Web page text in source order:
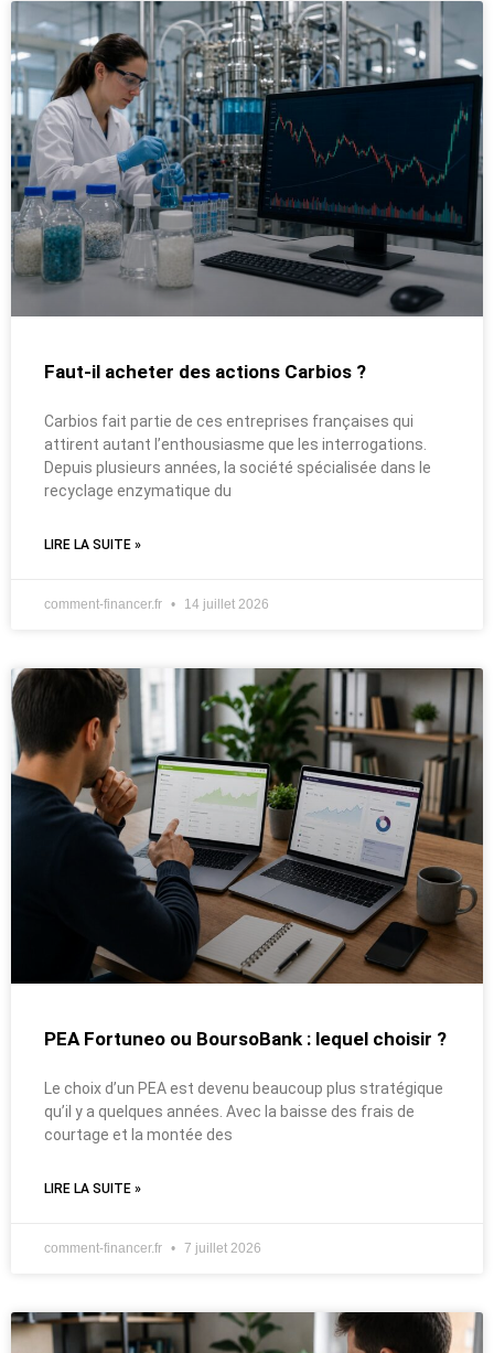
Faut-il acheter des actions Carbios ?
Carbios fait partie de ces entreprises françaises qui
attirent autant l’enthousiasme que les interrogations.
Depuis plusieurs années, la société spécialisée dans le
recyclage enzymatique du
LIRE LA SUITE »
comment-financer.fr 14 juillet 2026
PEA Fortuneo ou BoursoBank : lequel choisir ?
Le choix d’un PEA est devenu beaucoup plus stratégique
qu’il y a quelques années. Avec la baisse des frais de
courtage et la montée des
LIRE LA SUITE »
comment-financer.fr 7 juillet 2026